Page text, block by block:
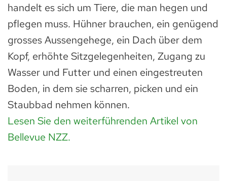
handelt es sich um Tiere, die man hegen und
pflegen muss. Hühner brauchen, ein genügend
grosses Aussengehege, ein Dach über dem
Kopf, erhöhte Sitzgelegenheiten, Zugang zu
Wasser und Futter und einen eingestreuten
Boden, in dem sie scharren, picken und ein
Staubbad nehmen können.
Lesen Sie den weiterführenden Artikel von
Bellevue NZZ.